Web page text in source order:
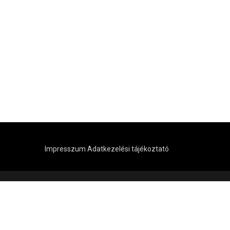
Impresszum Adatkezelési tájékoztató